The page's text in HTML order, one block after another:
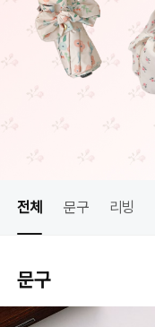
전체 문구 리빙
문구